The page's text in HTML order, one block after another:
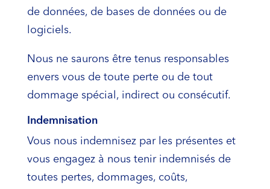
de données, de bases de données ou de
logiciels.
Nous ne saurons être tenus responsables
envers vous de toute perte ou de tout
dommage spécial, indirect ou consécutif.
Indemnisation
Vous nous indemnisez par les présentes et
vous engagez à nous tenir indemnisés de
toutes pertes, dommages, coûts,